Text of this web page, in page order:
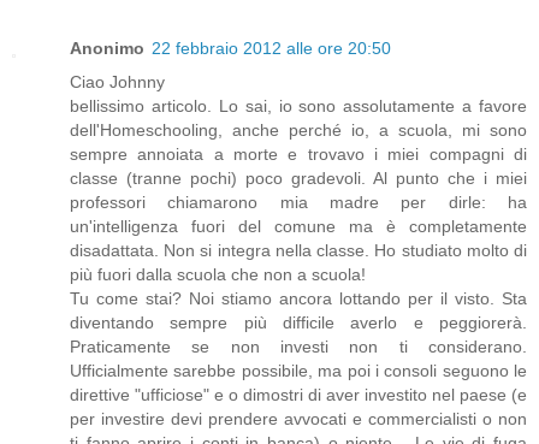
Anonimo 22 febbraio 2012 alle ore 20:50
Ciao Johnny
bellissimo articolo. Lo sai, io sono assolutamente a favore
dell'Homeschooling, anche perché io, a scuola, mi sono
sempre annoiata a morte e trovavo i miei compagni di
classe (tranne pochi) poco gradevoli. Al punto che i miei
professori chiamarono mia madre per dirle: ha
un'intelligenza fuori del comune ma è completamente
disadattata. Non si integra nella classe. Ho studiato molto di
più fuori dalla scuola che non a scuola!
Tu come stai? Noi stiamo ancora lottando per il visto. Sta
diventando sempre più difficile averlo e peggiorerà.
Praticamente se non investi non ti considerano.
Ufficialmente sarebbe possibile, ma poi i consoli seguono le
direttive "ufficiose" e o dimostri di aver investito nel paese (e
per investire devi prendere avvocati e commercialisti o non